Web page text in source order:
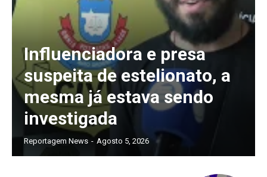
Influenciadora e presa
suspeita de estelionato, a
mesma já estava sendo
investigada
Reportagem News - Agosto 5, 2026